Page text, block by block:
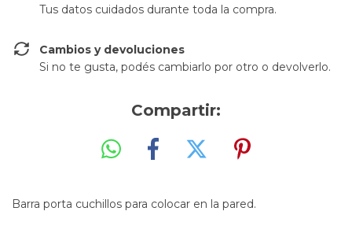
Tus datos cuidados durante toda la compra.
Cambios y devoluciones
Si no te gusta, podés cambiarlo por otro o devolverlo.
Compartir:
Barra porta cuchillos para colocar en la pared.